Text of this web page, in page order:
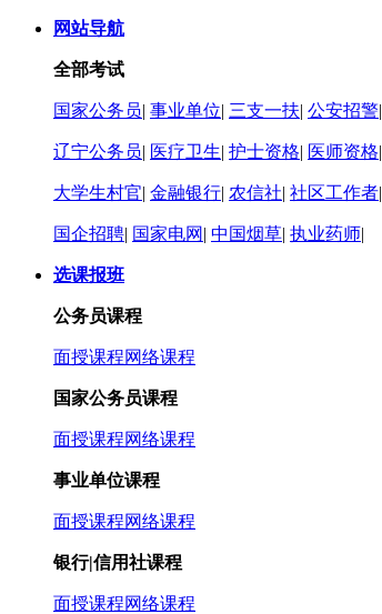
网站导航
全部考试
国家公务员| 事业单位| 三支一扶| 公安招警|
辽宁公务员| 医疗卫生| 护士资格| 医师资格|
大学生村官| 金融银行| 农信社| 社区工作者|
国企招聘| 国家电网 | 中国烟草| 执业药师|
选课报班
公务员课程
面授课程网络课程
国家公务员课程
面授课程网络课程
事业单位课程
面授课程网络课程
银行|信用社课程
面授课程网络课程